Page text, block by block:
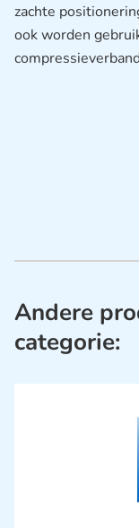
zachte
ook worden
Andere
categorie: